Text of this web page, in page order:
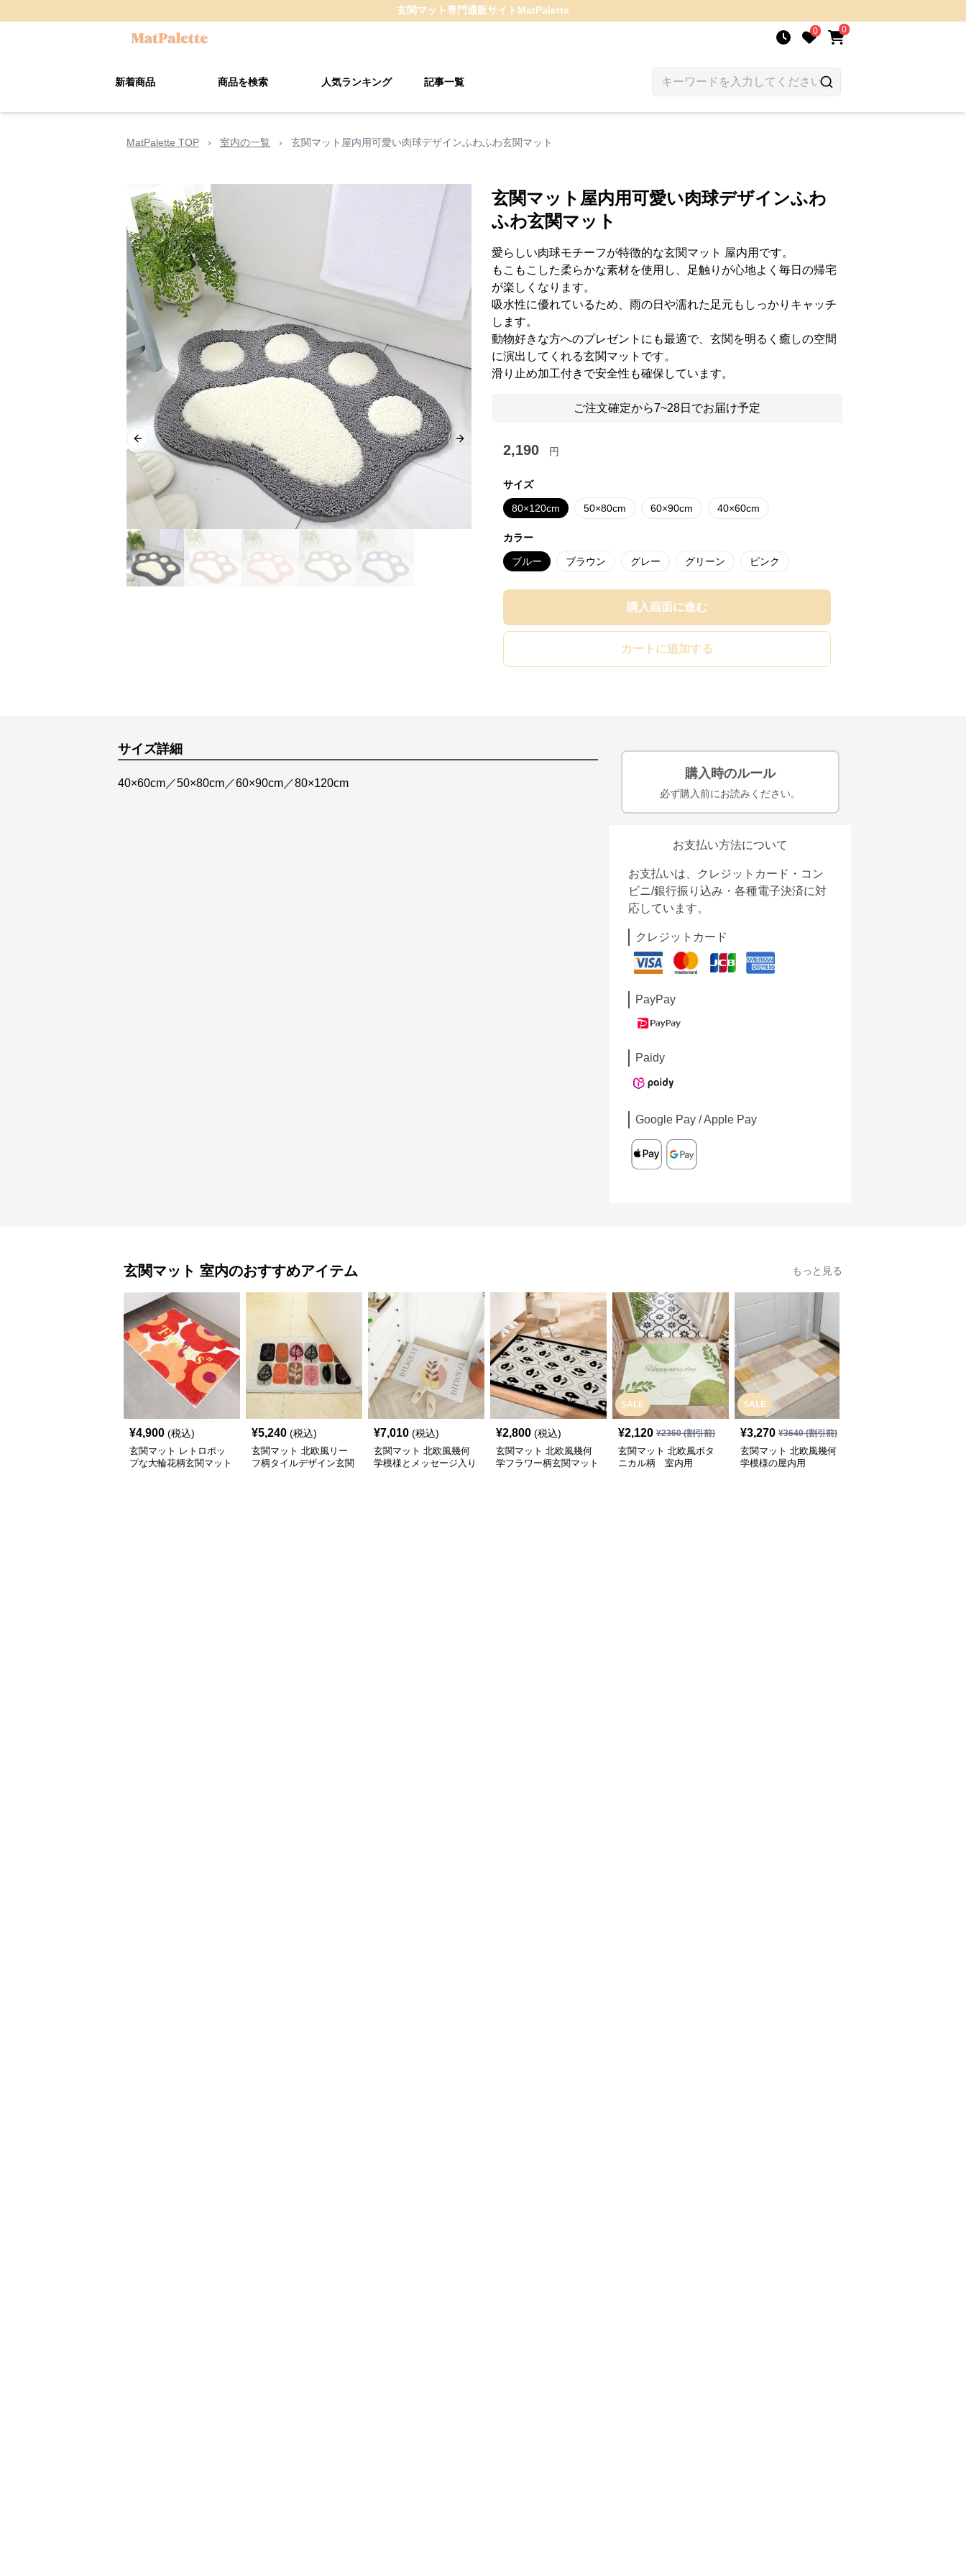
玄関マット専門通販サイト MatPalette
0 0
新着商品 商品を検索 人気ランキング 記事一覧
MatPalette TOP › 室内の一覧 › 玄関マット屋内用可愛い肉球デザインふわふわ玄関マット
Previous slide Next slide
玄関マット屋内用可愛い肉球デザインふわ
ふわ玄関マット
愛らしい肉球モチーフが特徴的な玄関マット 屋内用です。
もこもこした柔らかな素材を使用し、足触りが心地よく毎日の帰宅
が楽しくなります。
吸水性に優れているため、雨の日や濡れた足元もしっかりキャッチ
します。
動物好きな方へのプレゼントにも最適で、玄関を明るく癒しの空間
に演出してくれる玄関マットです。
滑り止め加工付きで安全性も確保しています。
ご注文確定から7~28日でお届け予定
2,190 円
サイズ
80×120cm 50×80cm 60×90cm 40×60cm
カラー
ブルー ブラウン グレー グリーン ピンク
購入画面に進む
カートに追加する
サイズ詳細
40×60cm／50×80cm／60×90cm／80×120cm
購入時のルール
必ず購入前にお読みください。
お支払い方法について
お支払いは、クレジットカード・コン
ビニ/銀行振り込み・各種電子決済に対
応しています。
クレジットカード
PayPay
Paidy
Google Pay / Apple Pay
玄関マット 室内のおすすめアイテム もっと見る
¥4,900 (税込)
玄関マット レトロポッ
プな大輪花柄玄関マット
¥5,240 (税込)
玄関マット 北欧風リー
フ柄タイルデザイン玄関
¥7,010 (税込)
玄関マット 北欧風幾何
学模様とメッセージ入り
¥2,800 (税込)
玄関マット 北欧風幾何
学フラワー柄玄関マット
SALE
¥2,120 ¥2360(割引前)
玄関マット 北欧風ボタ
ニカル柄 室内用
SALE
¥3,270 ¥3640(割引前)
玄関マット 北欧風幾何
学模様の屋内用